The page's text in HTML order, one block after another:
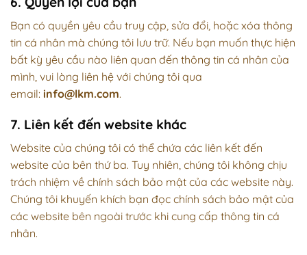
Bạn có quyền yêu cầu truy cập, sửa đổi, hoặc xóa thông
tin cá nhân mà chúng tôi lưu trữ. Nếu bạn muốn thực hiện
bất kỳ yêu cầu nào liên quan đến thông tin cá nhân của
mình, vui lòng liên hệ với chúng tôi qua
email: info@lkm.com.
7. Liên kết đến website khác
Website của chúng tôi có thể chứa các liên kết đến
website của bên thứ ba. Tuy nhiên, chúng tôi không chịu
trách nhiệm về chính sách bảo mật của các website này.
Chúng tôi khuyến khích bạn đọc chính sách bảo mật của
các website bên ngoài trước khi cung cấp thông tin cá
nhân.